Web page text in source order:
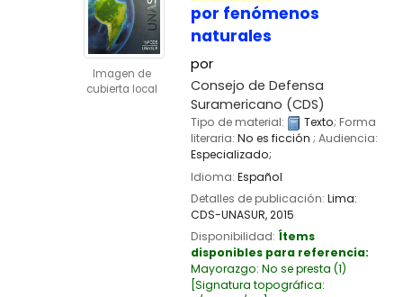
Imagen de
cubierta local
por fenómenos
naturales
por
Consejo de Defensa
Suramericano (CDS)
Tipo de material: Texto; Forma
literaria: No es ficción ; Audiencia:
Especializado;
Idioma: Español
Detalles de publicación: Lima:
CDS-UNASUR,2015
Disponibilidad: Ítems
disponibles para referencia:
Mayorazgo: No se presta (1)
Signatura topográfica: